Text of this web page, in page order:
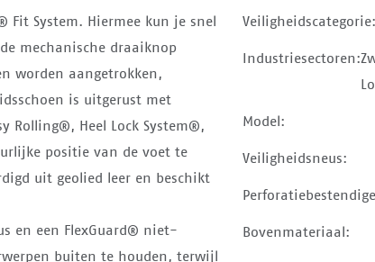
Fit System. Hiermee kun je snel
mechanische draaiknop
worden aangetrokken,
is uitgerust met
Rolling®, Heel Lock System®,
positie van de voet te
uit geolied leer en beschikt
en een FlexGuard® niet-
buiten te houden, terwijl
Veiligheidscategorie:
Industriesectoren:
Model:
Veiligheidsneus:
Bovenmateriaal: